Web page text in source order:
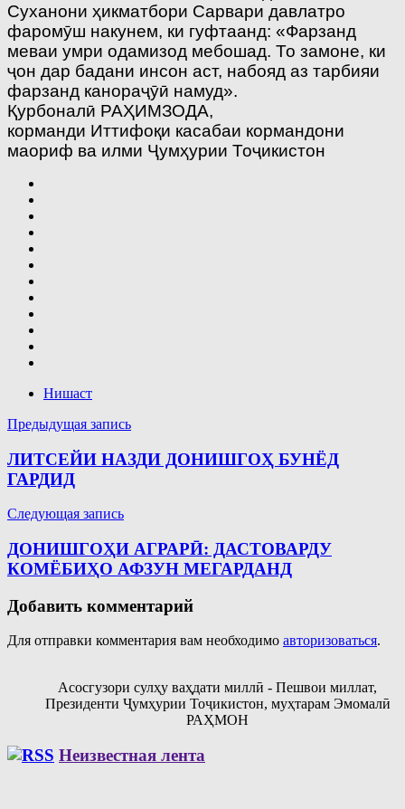
Суханони ҳикматбори Сарвари давлатро
фаромӯш накунем, ки гуфтаанд: «Фарзанд
меваи умри одамизод мебошад. То замоне, ки
ҷон дар бадани инсон аст, набояд аз тарбияи
фарзанд канораҷӯӣ намуд».
Қурбоналӣ РАҲИМЗОДА,
корманди Иттифоқи касабаи кормандони
маориф ва илми Ҷумҳурии Тоҷикистон
Нишаст
Навигация
по
записям
Предыдущая запись
ЛИТСЕЙИ НАЗДИ ДОНИШГОҲ БУНЁД
ГАРДИД
Следующая запись
ДОНИШГОҲИ АГРАРӢ: ДАСТОВАРДУ
КОМЁБИҲО АФЗУН МЕГАРДАНД
Добавить комментарий
Для отправки комментария вам необходимо авторизоваться.
Асосгузори сулҳу ваҳдати миллӣ - Пешвои миллат,
Президенти Ҷумҳурии Тоҷикистон, муҳтарам Эмомалӣ
РАҲМОН
Неизвестная лента